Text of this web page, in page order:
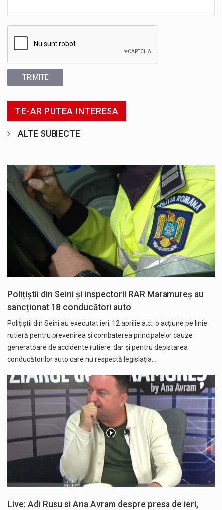
TRIMITE
TE-AR PUTEA INTERESA
ALTE SUBIECTE
Polițiștii din Seini și inspectorii RAR Maramureș au
sancționat 18 conducători auto
Polițiștii din Seini au executat ieri, 12 aprilie a.c., o acțiune pe linie
rutieră pentru prevenirea și combaterea principalelor cauze
generatoare de accidente rutiere, dar și pentru depistarea
conducătorilor auto care nu respectă legislația…
Live: Adi Rusu si Ana Avram despre presa de ieri,